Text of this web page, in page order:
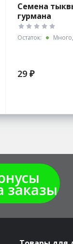
Семена
гурмана
Остаток:
29 ₽
заказы